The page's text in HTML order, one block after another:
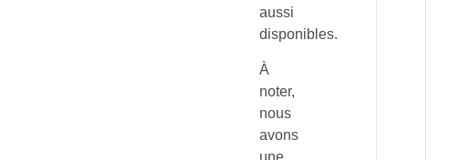
aussi
disponibles.
À
noter,
nous
avons
une